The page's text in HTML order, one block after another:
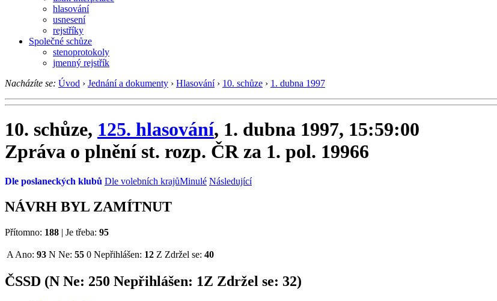
hlasování
usnesení
rejstříky
Společné schůze
stenoprotokoly
jmenný rejstřík
Nacházíte se: Úvod › Jednání a dokumenty › Hlasování › 10. schůze › 1. dubna 1997
10. schůze, 125. hlasování, 1. dubna 1997, 15:59:00
Zpráva o plnění st. rozp. ČR za 1. pol. 19966
Dle poslaneckých klubů Dle volebních krajůMinulé Následující
NÁVRH BYL ZAMÍTNUT
Přítomno: 188 | Je třeba: 95
A Ano: 93 N Ne: 55 0 Nepřihlášen: 12 Z Zdržel se: 40
ČSSD (N Ne: 250 Nepřihlášen: 1Z Zdržel se: 32)